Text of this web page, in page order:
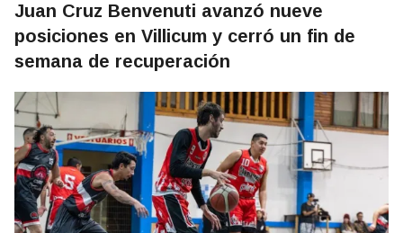
Juan Cruz Benvenuti avanzó nueve
posiciones en Villicum y cerró un fin de
semana de recuperación